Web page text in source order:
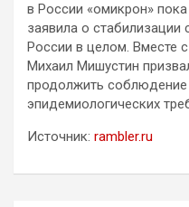
в России «омикрон»
заявила о стабилизации
России в целом. Вместе
Михаил Мишустин
продолжить соблюдение
эпидемиологических
Источник: rambler.ru